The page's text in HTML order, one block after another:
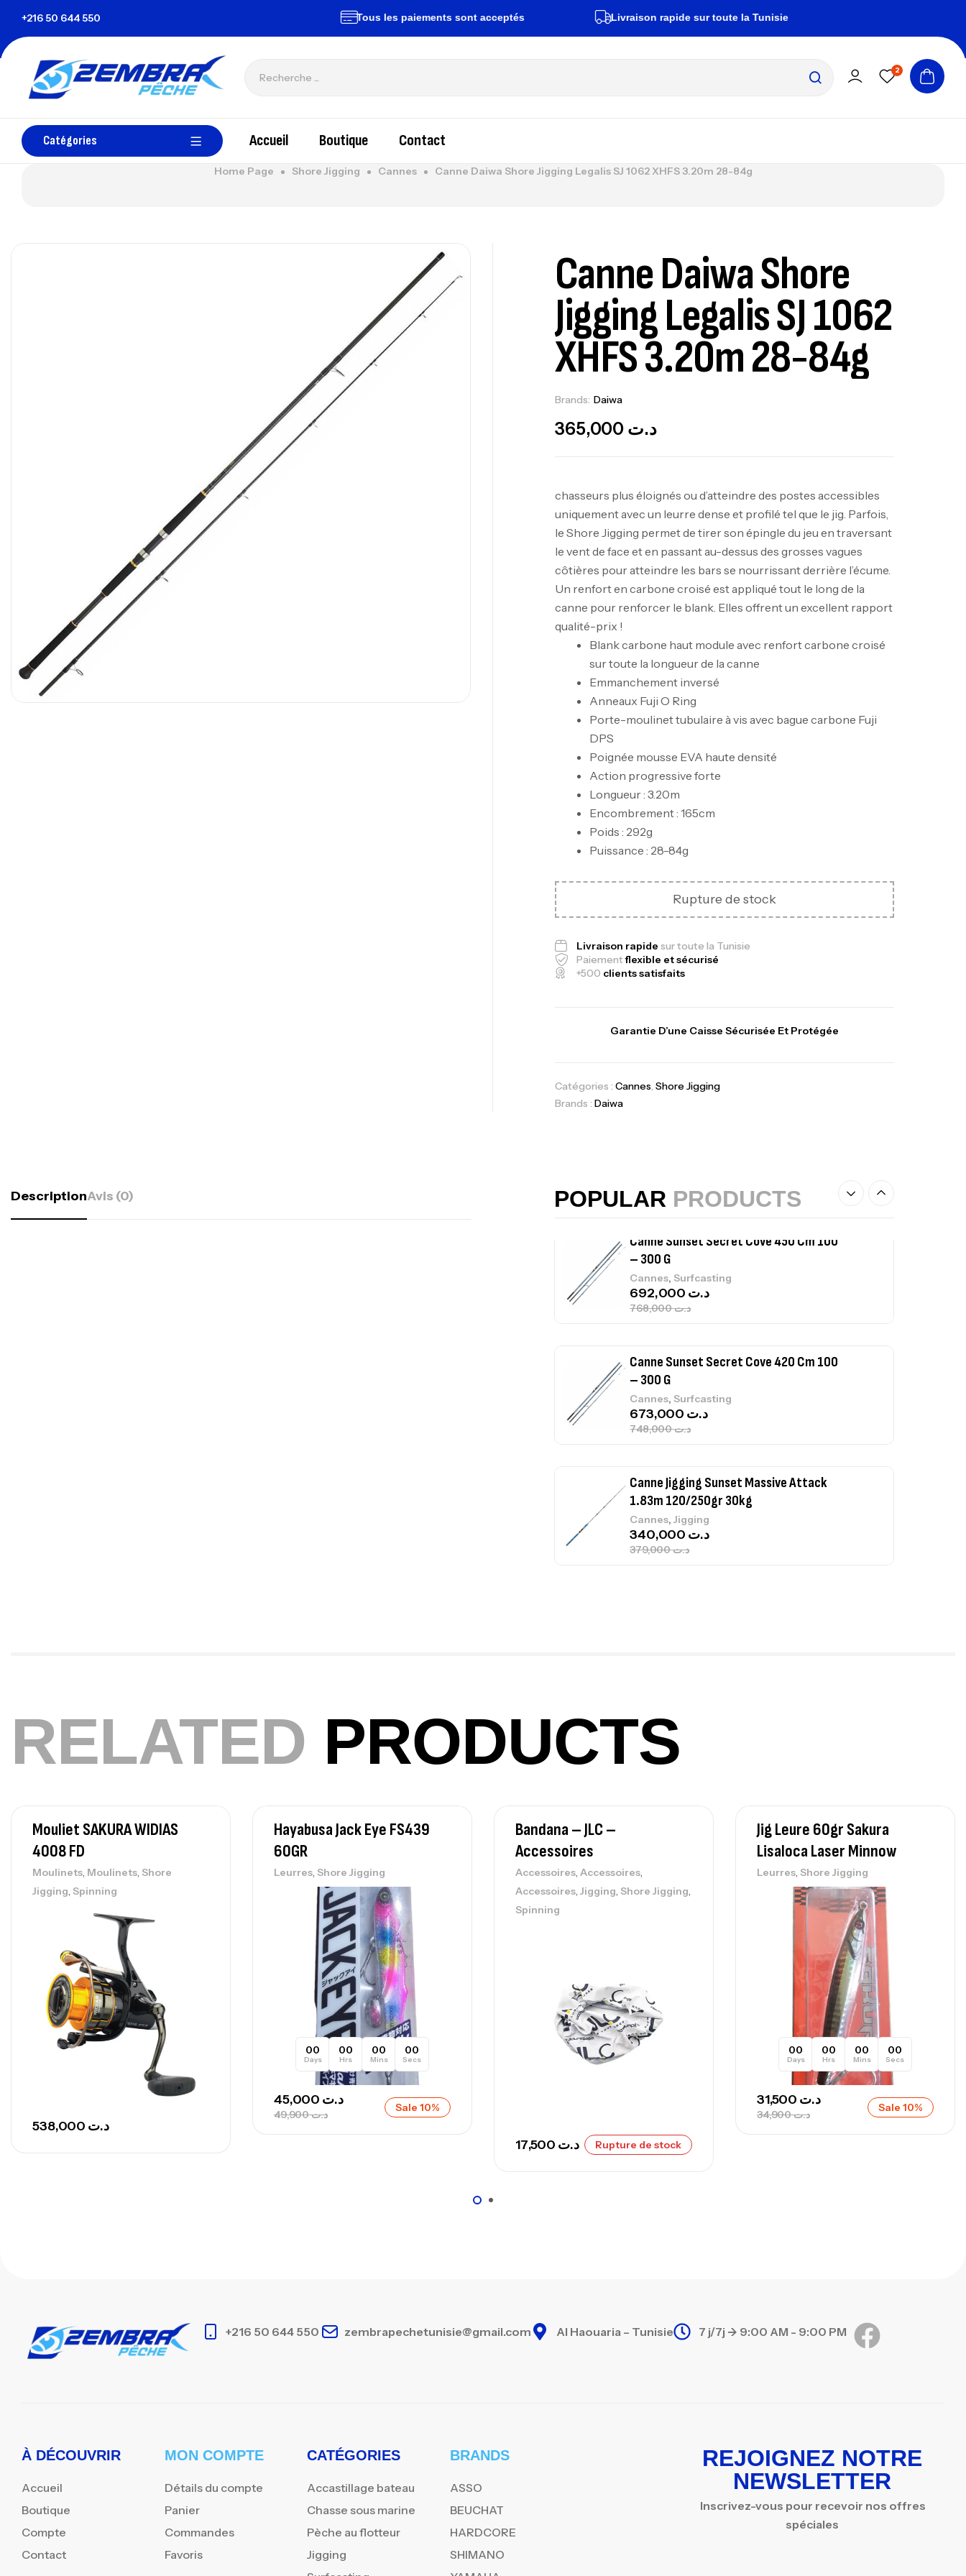
+216 50 644 550zembrapechetunisie@gmail.com Tous les paiements sont acceptés Livraison rapide sur toute la Tunisie
2
Catégories Accueil Boutique Contact
Home Page Shore Jigging Cannes Canne Daiwa Shore Jigging Legalis SJ 1062 XHFS 3.20m 28-84g
Canne Daiwa Shore
Jigging Legalis SJ 1062
XHFS 3.20m 28-84g
Brands: Daiwa
د.ت 365,000
chasseurs plus éloignés ou d’atteindre des postes accessibles
uniquement avec un leurre dense et profilé tel que le jig. Parfois,
le Shore Jigging permet de tirer son épingle du jeu en traversant
le vent de face et en passant au-dessus des grosses vagues
côtières pour atteindre les bars se nourrissant derrière l’écume.
Un renfort en carbone croisé est appliqué tout le long de la
canne pour renforcer le blank. Elles offrent un excellent rapport
qualité-prix !
Blank carbone haut module avec renfort carbone croisé
sur toute la longueur de la canne
Emmanchement inversé
Anneaux Fuji O Ring
Porte-moulinet tubulaire à vis avec bague carbone Fuji
DPS
Poignée mousse EVA haute densité
Action progressive forte
Longueur : 3.20m
Encombrement : 165cm
Poids : 292g
Puissance : 28-84g
Rupture de stock
Livraison rapide sur toute la Tunisie
Paiementflexible et sécurisé
+500 clients satisfaits
Garantie D’une Caisse Sécurisée Et Protégée
Catégories : Cannes, Shore Jigging
Brands : Daiwa
DescriptionAvis (0) POPULAR PRODUCTS
Canne Jigging Sunset Massive Attack
1.83m 120/250gr 30kg
Cannes,Jigging
Foureau Kalli Kunnan Funda 1.70m
Expanded
د.ت420,000
د.ت378,000
Volant 3 Branches Inox T26S/35
Canne Sunset Secret Cove 450 Cm 100
– 300 G
Cannes, Surfcasting
د.ت768,000
د.ت
Canne Sunset Secret Cove 420 Cm 100
– 300 G
Cannes, Surfcasting
د.ت748,000
د.ت
Canne Jigging Sunset Massive Attack
1.83m 120/250gr 30kg
Cannes,Jigging
د.ت379,000
د.ت
Volant 3 Branches Inox T26S/35
Accastillage bateau
Canne Sunset Beachstriker Surf Hybrid
د.ت239,000
Canne Sunset Secret Cove 450 Cm 100
Cannes
Canne Sunset Secret Cove 420 Cm 100
د.ت748,000
RELATED PRODUCTS
Mouliet SAKURA WIDIAS
4008 FD
Moulinets, Moulinets, Shore
Jigging, Spinning
د.ت
Hayabusa Jack Eye FS439
60GR
Leurres, Shore Jigging
00
Days
00
Hrs
00
Mins
00
Secs
د.ت49,900
د.ت Sale 10%
Bandana – JLC –
Accessoires
Accessoires, Accessoires,
Accessoires, Jigging, Shore Jigging,
Spinning
د.ت Rupture de stock
Jig Leure 60gr Sakura
Lisaloca Laser Minnow
Leurres, Shore Jigging
00
Days
00
Hrs
00
Mins
00
Secs
د.ت34,900
د.ت Sale 10%
+216 50 644 550 zembrapechetunisie@gmail.com Al Haouaria – Tunisie 7 j/7j -> 9:00 AM - 9:00 PM
À DÉCOUVRIR
Accueil
Boutique
Compte
Contact
MON COMPTE
Détails du compte
Panier
Commandes
Favoris
CATÉGORIES
Accastillage bateau
Chasse sous marine
Pèche au flotteur
Jigging
BRANDS
ASSO
BEUCHAT
HARDCORE
SHIMANO
REJOIGNEZ NOTRE
NEWSLETTER
Inscrivez-vous pour recevoir nos offres
spéciales